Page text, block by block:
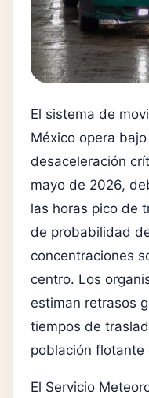
El sistema de
México opera
desaceleración
mayo de 2026,
las horas pico de
de probabilidad
concentraciones
centro. Los
estiman retrasos
tiempos de
población
El Servicio